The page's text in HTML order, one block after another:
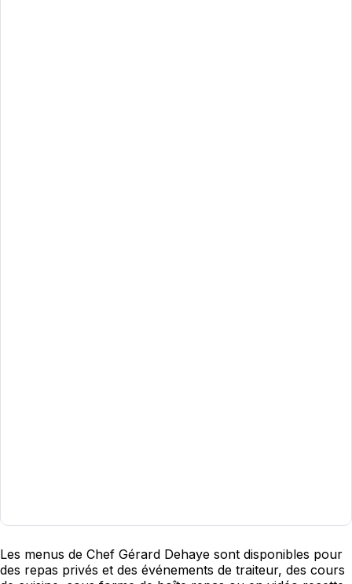
Les menus de Chef Gérard Dehaye sont disponibles pour
des repas privés et des événements de traiteur, des cours